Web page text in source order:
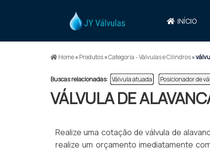
INÍCIO
Home»Produtos»Categoria - Válvulas e Cilindros»
Buscas relacionadas: Válvula atuada Posicionador de
VÁLVULA DE
Realize uma cotação de válvula de
realize um orçamento imediatamente